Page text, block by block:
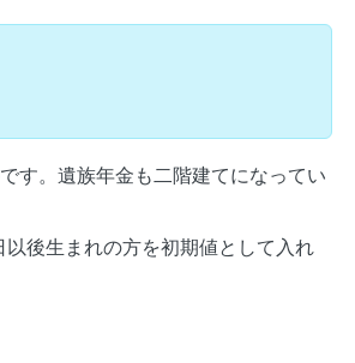
す。遺族年金も二階建てになってい
後生まれの方を初期値として入れ